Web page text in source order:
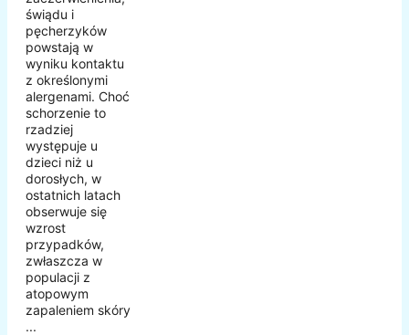
świądu i
pęcherzyków
powstają w
wyniku kontaktu
z określonymi
alergenami. Choć
schorzenie to
rzadziej
występuje u
dzieci niż u
dorosłych, w
ostatnich latach
obserwuje się
wzrost
przypadków,
zwłaszcza w
populacji z
atopowym
zapaleniem skóry
...